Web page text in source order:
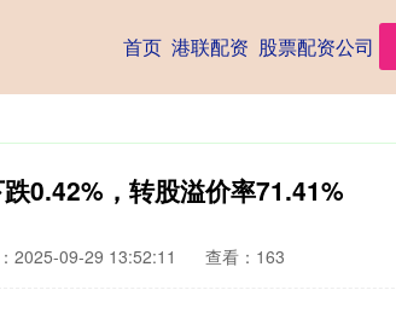
首页 港联配资 股票配资公司
0.42%，转股溢价率71.41%
2025-09-29 13:52:11 查看：163